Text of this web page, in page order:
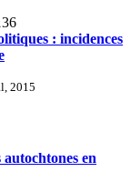
: incidences
2015
en